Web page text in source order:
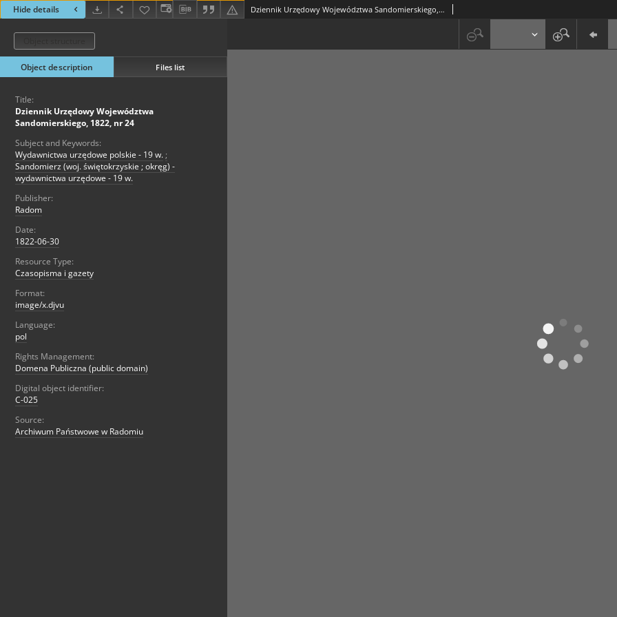
Hide details Dziennik Urzędowy Województwa Sandomierskiego, 1822, nr 24
Object description Files list
Title:
Dziennik Urzędowy Województwa
Sandomierskiego, 1822, nr 24
Subject and Keywords:
Wydawnictwa urzędowe polskie - 19 w. ;
Sandomierz (woj. świętokrzyskie ; okręg) -
wydawnictwa urzędowe - 19 w.
Publisher:
Radom
Date:
1822-06-30
Resource Type:
Czasopisma i gazety
Format:
image/x.djvu
Language:
pol
Rights Management:
Domena Publiczna (public domain)
Digital object identifier:
C-025
Source:
Archiwum Państwowe w Radomiu